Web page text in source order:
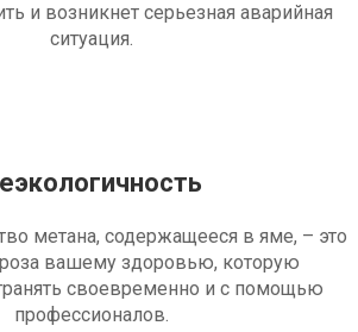
и возникнет серьезная аварийная
ситуация.
метана, содержащееся в яме, – это
вашему здоровью, которую
своевременно и с помощью
профессионалов.